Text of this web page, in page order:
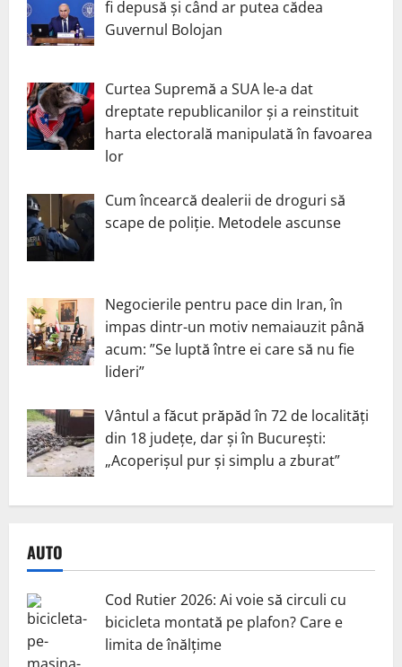
fi depusă și când ar putea cădea
Guvernul Bolojan
Curtea Supremă a SUA le-a dat
dreptate republicanilor și a reinstituit
harta electorală manipulată în favoarea
lor
Cum încearcă dealerii de droguri să
scape de poliție. Metodele ascunse
Negocierile pentru pace din Iran, în
impas dintr-un motiv nemaiauzit până
acum: ”Se luptă între ei care să nu fie
lideri”
Vântul a făcut prăpăd în 72 de localități
din 18 județe, dar și în București:
„Acoperișul pur și simplu a zburat”
AUTO
Cod Rutier 2026: Ai voie să circuli cu
bicicleta montată pe plafon? Care e
limita de înălțime